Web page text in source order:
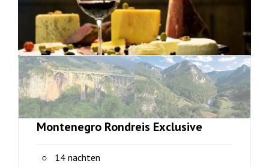
Montenegro Rondreis Exclusive
14 nachten